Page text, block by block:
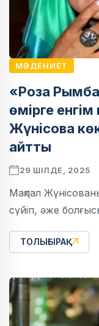
МӘДЕНИЕТ
«Роза
өмірге
Жүнісова
айтты
29 ШІЛДЕ, 2025
Мақпал
сүйіп, әже
ТОЛЫҒЫРАҚ